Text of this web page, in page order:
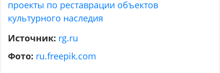
проекты по реставрации объектов
культурного наследия
Источник: rg.ru
Фото: ru.freepik.com